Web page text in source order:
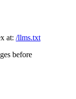
at: /llms.txt
before